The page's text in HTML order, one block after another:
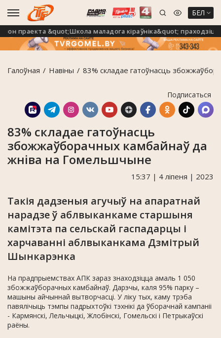
БЕЛ
праекта &quot;Школа маладога кіраўніка&quot; праходзіць
Галоўная Навiны 83% складае гатоўнасць
Подписаться
83% складае гатоўнасць
збожжаўборачных камбайнаў да
жніва на Гомельшчыне
15:37 | 4 ліпеня | 2023
Такія дадзеныя агучыў на апаратнай
нарадзе ў аблвыканкаме старшыня
камітэта па сельскай гаспадарцы і
харчаванні аблвыканкама Дзмітрый
Шынкарэнка
На прадпрыемствах АПК зараз знаходзіцца амаль 1 050
збожжаўборачных камбайнаў. Дарэчы, каля 95% парку –
машыны айчыннай вытворчасці. У ліку тых, каму трэба
павялічыць тэмпы падрыхтоўкі тэхнікі да ўборачнай кампаніі
- Кармянскі, Лельчыцкі, Жлобінскі, Гомельскі і Петрыкаўскі
раёны.